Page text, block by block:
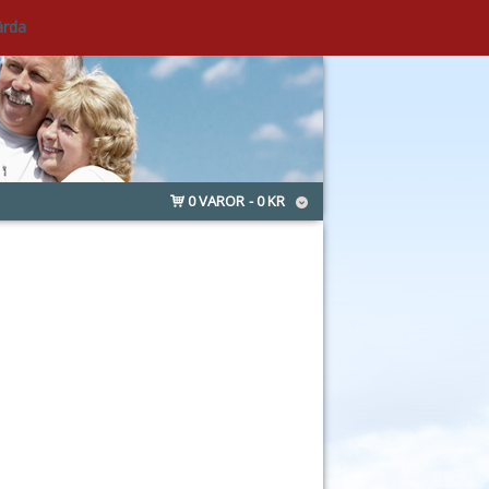
0 VAROR 0 KR